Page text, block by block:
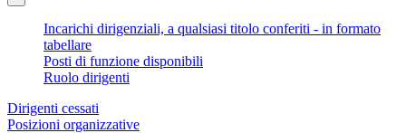
Incarichi dirigenziali, a qualsiasi titolo conferiti - in formato
tabellare
Posti di funzione disponibili
Ruolo dirigenti
Dirigenti cessati
Posizioni organizzative